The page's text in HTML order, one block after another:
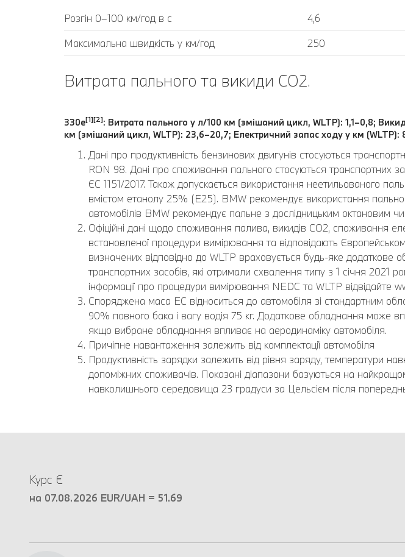
Розгін 0–100 км/год в с
4,6
Максимальна швидкість у км/год
250
Витрата пального та викиди CO2.
330e[1][2]: Витрата пального у л/100 км (змішаний цикл, WLTP): 1,1–0,8;
км (змішаний цикл, WLTP): 23,6–20,7; Електричний запас ходу у км (WLTP):
Дані про продуктивність бензинових двигунів стосуються
RON 98. Дані про споживання пального стосуються транспортних
ЄС 1151/2017. Також допускається використання неетильованого
вмістом етанолу 25% (E25). BMW рекомендує використання
автомобілів BMW рекомендує пальне з дослідницьким октановим
Офіційні дані щодо споживання палива, викидів CO2, споживання
встановленої процедури вимірювання та відповідають
визначених відповідно до WLTP враховується будь-яке
транспортних засобів, які отримали схвалення типу з 1 січня 2021
інформації про процедури вимірювання NEDC та WLTP відвідайте
Споряджена маса EC відноситься до автомобіля зі стандартним
90% повного бака і вагу водія 75 кг. Додаткове обладнання може
якщо вибране обладнання впливає на аеродинаміку автомобіля.
Причіпне навантаження залежить від комплектації автомобіля
Продуктивність зарядки залежить від рівня заряду, температури
допоміжних споживачів. Показані діапазони базуються на
навколишнього середовища 23 градуси за Цельсієм після
Курс €
на 07.08.2026 EUR/UAH = 51.69